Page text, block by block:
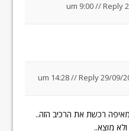
//Reply
29/09/2021
//Reply
רכשת את הרכיב הזה..
מוצא..